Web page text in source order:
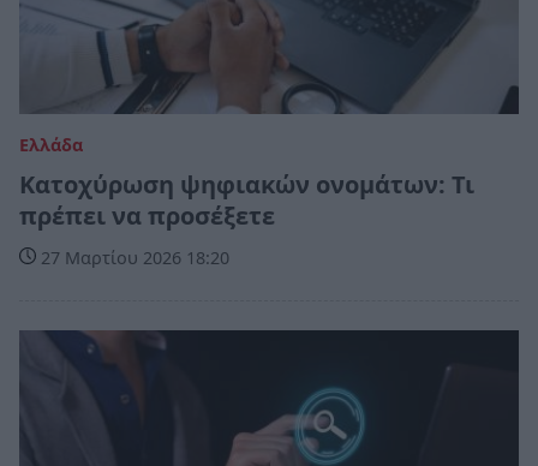
Ελλάδα
Κατοχύρωση ψηφιακών ονομάτων: Τι
πρέπει να προσέξετε
27 Μαρτίου 2026 18:20